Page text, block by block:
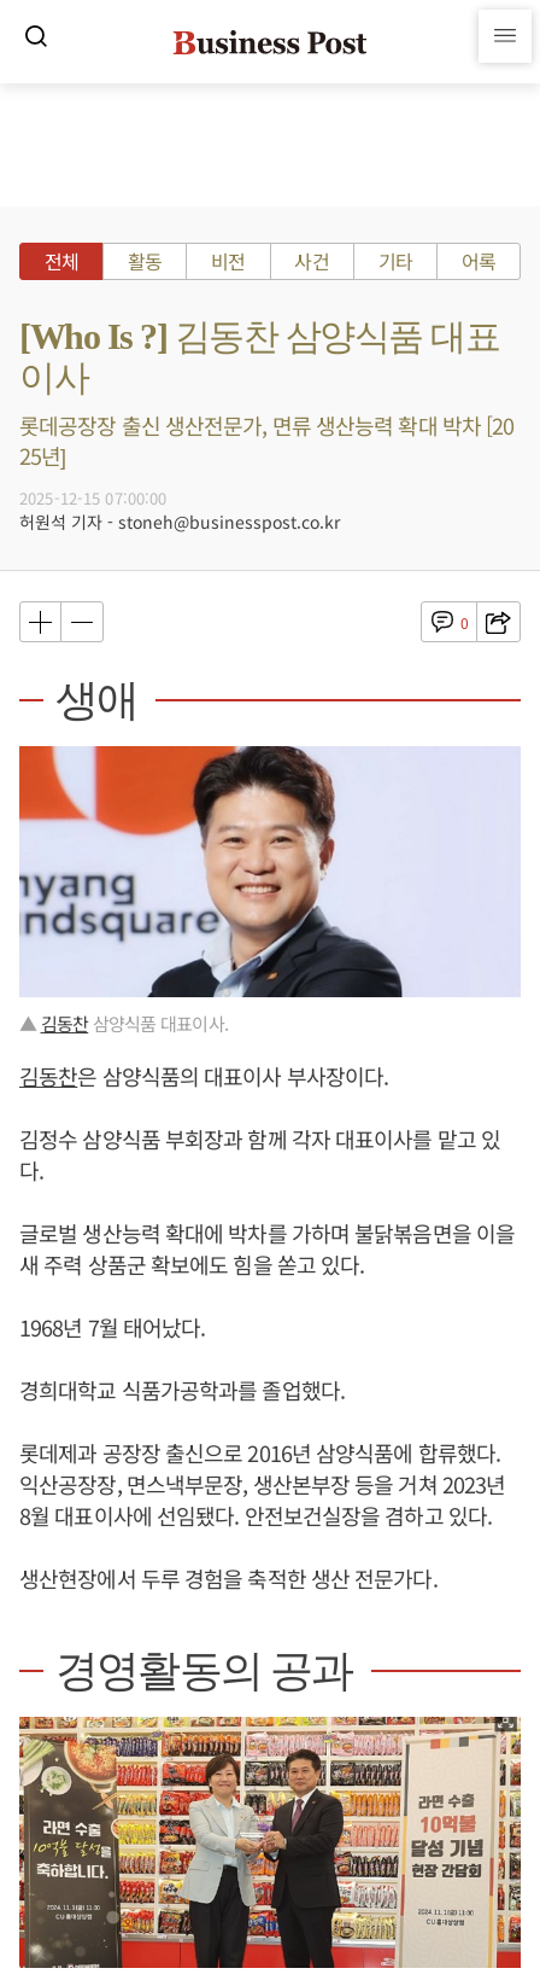
전체 활동 비전 사건 기타 어록
[Who Is ?] 김동찬 삼양식품 대표
이사
롯데공장장 출신 생산전문가, 면류 생산능력 확대 박차 [20
25년]
2025-12-15 07:00:00
허원석 기자 - stoneh@businesspost.co.kr
0
생애
▲ 김동찬삼양식품 대표이사.
김동찬은 삼양식품의 대표이사 부사장이다.
김정수 삼양식품 부회장과 함께 각자 대표이사를 맡고 있
다.
글로벌 생산능력 확대에 박차를 가하며 불닭볶음면을 이을
새 주력 상품군 확보에도 힘을 쏟고 있다.
1968년 7월 태어났다.
경희대학교 식품가공학과를 졸업했다.
롯데제과 공장장 출신으로 2016년 삼양식품에 합류했다.
익산공장장, 면스낵부문장, 생산본부장 등을 거쳐 2023년
8월 대표이사에 선임됐다. 안전보건실장을 겸하고 있다.
생산현장에서 두루 경험을 축적한 생산 전문가다.
경영활동의 공과